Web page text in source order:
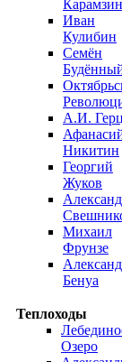
Карамзин
Иван
Кулибин
Семён
А.И.
Никитин
Георгий
Жуков
Михаил
Фрунзе
Бенуа
Теплоходы
Озеро